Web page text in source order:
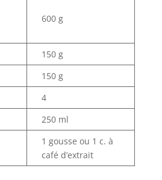
600 g
150 g
150 g
4
250 ml
1 gousse ou 1 c. à
café d’extrait